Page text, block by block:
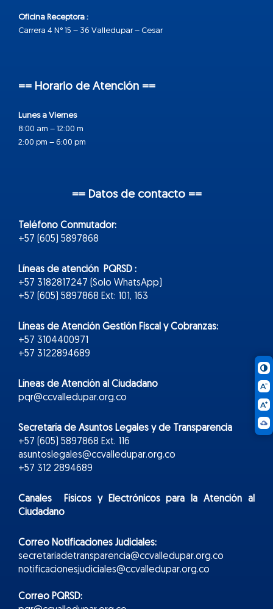
Oficina Receptora :
Carrera 4 N° 15 – 36 Valledupar – Cesar
== Horario de Atención ==
Lunes a Viernes
8:00 am – 12:00 m
2:00 pm – 6:00 pm
== Datos de contacto ==
Teléfono Conmutador:
+57 (605) 5897868
Líneas de atención PQRSD :
+57 3182817247 (Solo WhatsApp)
+57 (605) 5897868 Ext: 101, 163
Líneas de Atención Gestión Fiscal y Cobranzas:
+57 3104400971
+57 3122894689
Líneas de Atención al Ciudadano
pqr@ccvalledupar.org.co
Secretaría de Asuntos Legales y de Transparencia
+57 (605) 5897868 Ext. 116
asuntoslegales@ccvalledupar.org.co
+57 312 2894689
Canales Físicos yElectrónicospara la Atención al
Ciudadano
Correo Notificaciones Judiciales:
secretariadetransparencia@ccvalledupar.org.co
notificacionesjudiciales@ccvalledupar.org.co
Correo PQRSD: